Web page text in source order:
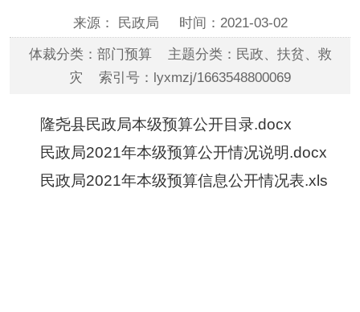
来源： 民政局 时间：2021-03-02
体裁分类：部门预算 主题分类：民政、扶贫、救
灾 索引号：lyxmzj/1663548800069
隆尧县民政局本级预算公开目录.docx
民政局2021年本级预算公开情况说明.docx
民政局2021年本级预算信息公开情况表.xls